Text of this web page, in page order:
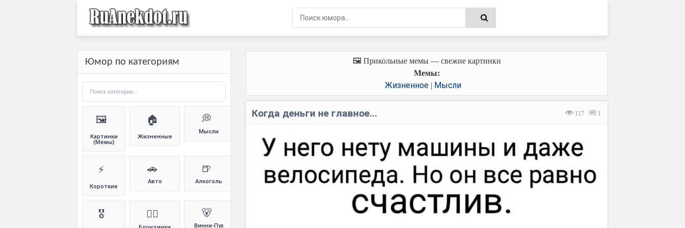
🖼️ Прикольные мемы — свежие картинки
Мемы:
Жизненное| Мысли
117 1
Когда деньги не главное...
Юмор по категориям
🖼️
Картинки
(Мемы)
🏠
Жизненные
💭
Мысли
⚡
Короткие
🚗
Авто
🍺
Алкоголь
🎖️ 👱‍♀️ 🐻
Винни-Пух